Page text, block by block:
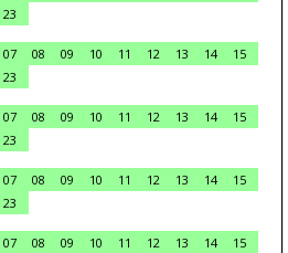
23
07 08 09 10 11 12 13 14
15
23
07 08 09 10 11 12 13 14
15
23
07 08 09 10 11 12 13 14
15
23
07 08 09 10 11 12 13 14 15